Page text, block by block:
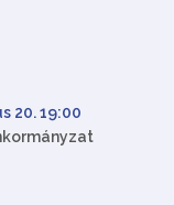
20. 19:00